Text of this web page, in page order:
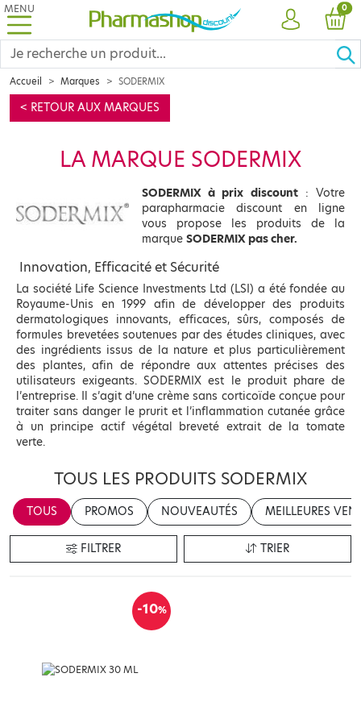
MENU
COMPTE
0
Accueil Marques SODERMIX
< RETOUR AUX MARQUES
LA MARQUE SODERMIX
SODERMIX à prix discount: Votre
parapharmacie discount en ligne
vous propose les produits de la
marque SODERMIX pas cher.
Innovation, Efficacité et Sécurité
La société Life Science Investments Ltd (LSI) a été fondée au
Royaume-Unis en 1999 afin de développer des produits
dermatologiques innovants, efficaces, sûrs, composés de
formules brevetées soutenues par des études cliniques, avec
des ingrédients issus de la nature et plus particulièrement
des plantes, afin de répondre aux attentes précises des
utilisateurs exigeants. SODERMIX est le produit phare de
l’entreprise. Il s’agit d’une crème sans corticoïde conçue pour
traiter sans danger le prurit et l’inflammation cutanée grâce
à un principe actif végétal breveté extrait de la tomate
verte.
TOUS LES PRODUITS SODERMIX
TOUS PROMOS NOUVEAUTÉS MEILLEURES
FILTRER TRIER
-10%